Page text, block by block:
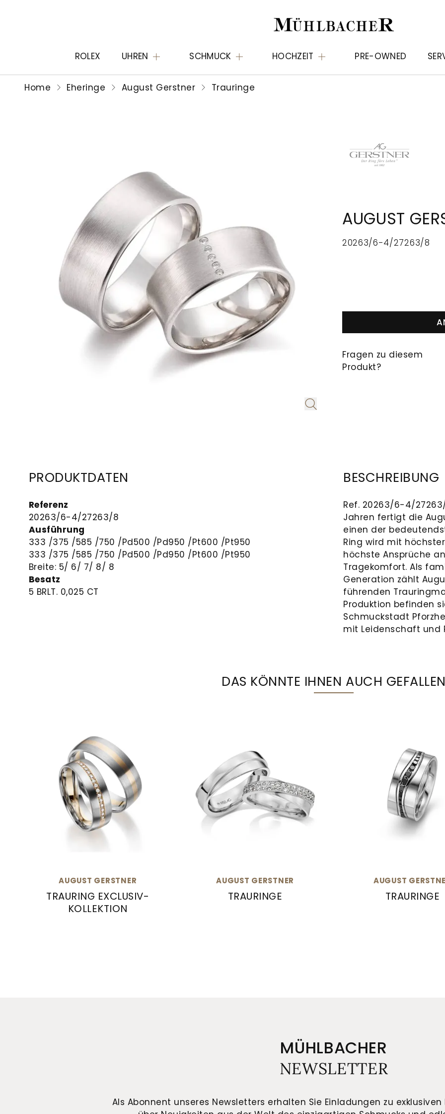
ROLEX UHREN SCHMUCK HOCHZEIT PRE-OWNED
Home Eheringe August Gerstner Trauringe
AUGUST
20263/6-4/27263/8
Fragen zu diesem
Produkt?
PRODUKTDATEN
Referenz
20263/6-4/27263/8
Ausführung
333 /375 /585 /750 /Pd500 /Pd950 /Pt600 /Pt950
333 /375 /585 /750 /Pd500 /Pd950 /Pt600 /Pt950
Breite: 5/ 6/ 7/ 8/ 8
Besatz
5 BRLT. 0,025 CT
BESCHREIBUNG
Ref. 20263/6-4/
Jahren fertigt die
einen der
Ring wird mit
höchste Ansprüche
Tragekomfort. Als
Generation zählt
führenden
Produktion befinden
Schmuckstadt
mit Leidenschaft und
DAS KÖNNTE IHNEN AUCH GEFALLEN
AUGUST GERSTNER
TRAURING EXCLUSIV-
KOLLEKTION
AUGUST GERSTNER
TRAURINGE
AUGUST
TRAURINGE
MÜHLBACHER
NEWSLETTER
Als Abonnent unseres Newsletters erhalten Sie Einladungen zu